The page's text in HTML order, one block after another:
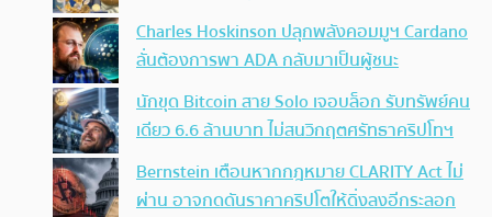
Charles Hoskinson ปลุกพลังคอมมูฯ Cardano
ลั่นต้องการพา ADA กลับมาเป็นผู้ชนะ
นักขุด Bitcoin สาย Solo เจอบล็อก รับทรัพย์คน
เดียว 6.6 ล้านบาท ไม่สนวิกฤตศรัทธาคริปโทฯ
Bernstein เตือนหากกฎหมาย CLARITY Act ไม่
ผ่าน อาจกดดันราคาคริปโตให้ดิ่งลงอีกระลอก